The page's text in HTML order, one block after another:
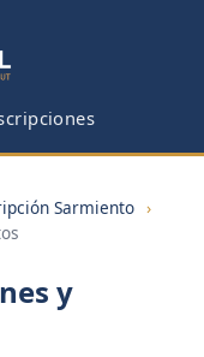
Sarmiento ›
y